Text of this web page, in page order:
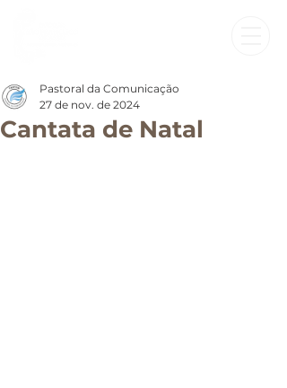
Cantata de Natal
Pastoral da Comunicação
27 de nov. de 2024